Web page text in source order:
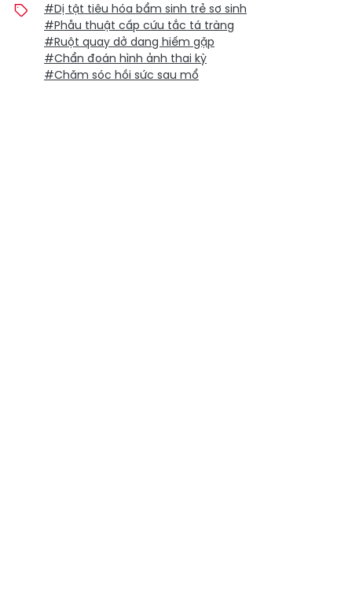
#Dị tật tiêu hóa bẩm sinh trẻ sơ sinh
#Phẫu thuật cấp cứu tắc tá tràng
#Ruột quay dở dang hiếm gặp
#Chẩn đoán hình ảnh thai kỳ
#Chăm sóc hồi sức sau mổ